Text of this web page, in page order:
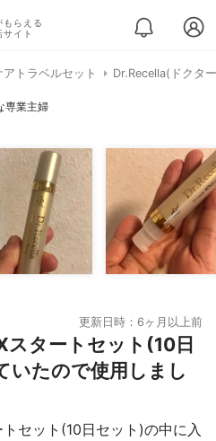
もらえる
サイト
アトラベルセット Dr.Recella(ドクタ
専業主婦
更新日時：6ヶ月以上前
スタートセット(10日
いたので使用しまし
セット(10日セット)の中に入